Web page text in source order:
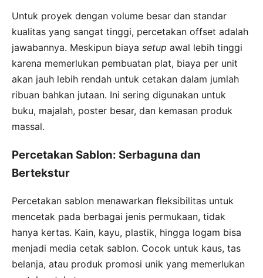
Untuk proyek dengan volume besar dan standar
kualitas yang sangat tinggi, percetakan offset adalah
jawabannya. Meskipun biaya setup awal lebih tinggi
karena memerlukan pembuatan plat, biaya per unit
akan jauh lebih rendah untuk cetakan dalam jumlah
ribuan bahkan jutaan. Ini sering digunakan untuk
buku, majalah, poster besar, dan kemasan produk
massal.
Percetakan Sablon: Serbaguna dan
Bertekstur
Percetakan sablon menawarkan fleksibilitas untuk
mencetak pada berbagai jenis permukaan, tidak
hanya kertas. Kain, kayu, plastik, hingga logam bisa
menjadi media cetak sablon. Cocok untuk kaus, tas
belanja, atau produk promosi unik yang memerlukan